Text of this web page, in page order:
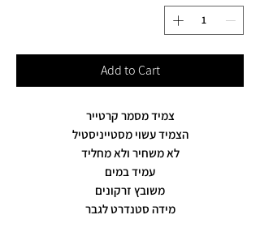
Add to Cart
צמיד מסמר קרטייר
הצמיד עשוי מסטייניסטיל
לא משחיר ולא מחליד
עמיד במים
משובץ זרקונים
מידה סטנדרט לגבר